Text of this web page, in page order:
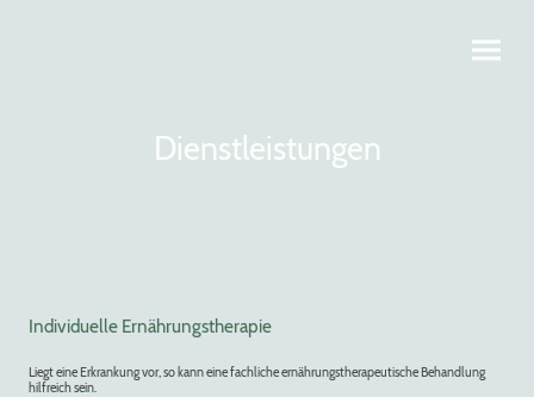
Dienstleistungen
Individuelle Ernährungstherapie
Liegt eine Erkrankung vor, so kann eine fachliche ernährungstherapeutische Behandlung
hilfreich sein.